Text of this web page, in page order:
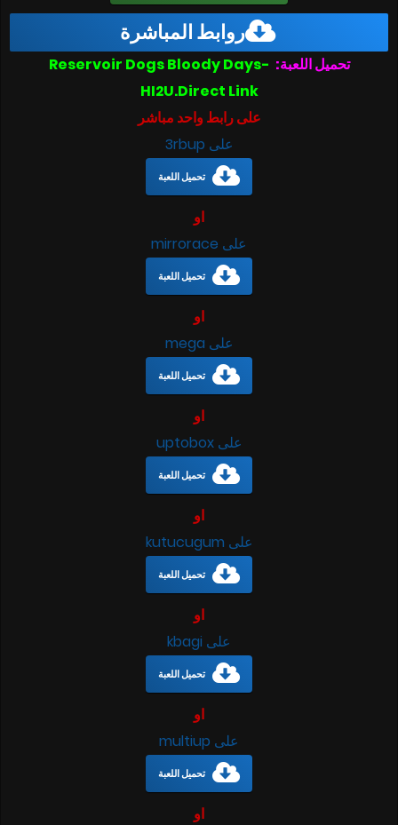
روابط المباشرة
تحميل اللعبة: Reservoir Dogs Bloody Days-
HI2U.Direct Link
على رابط واحد مباشر
على 3rbup
تحميل اللعبة
او
على mirrorace
تحميل اللعبة
او
على mega
تحميل اللعبة
او
على uptobox
تحميل اللعبة
او
على kutucugum
تحميل اللعبة
او
على kbagi
تحميل اللعبة
او
على multiup
تحميل اللعبة
او